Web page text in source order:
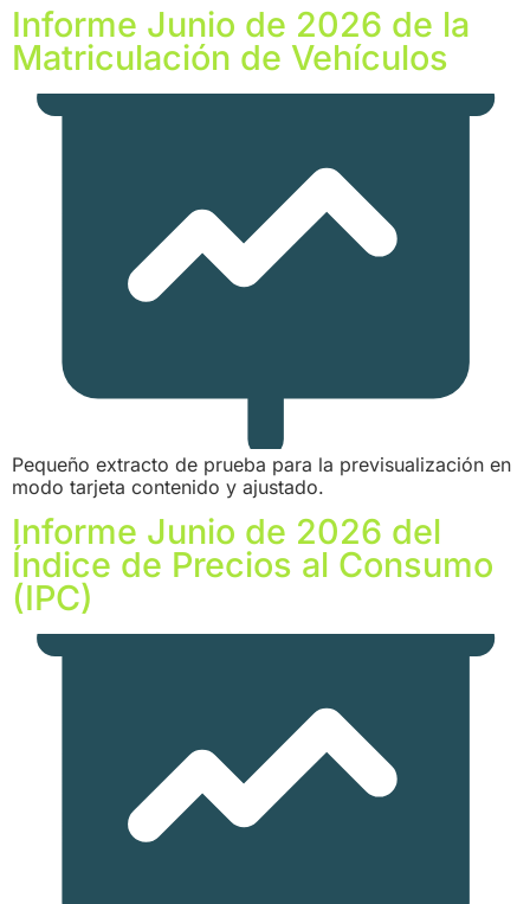
Informe Junio de 2026 de la
Matriculación de Vehículos
Pequeño extracto de prueba para la previsualización en
modo tarjeta contenido y ajustado.
Informe Junio de 2026 del
Índice de Precios al Consumo
(IPC)